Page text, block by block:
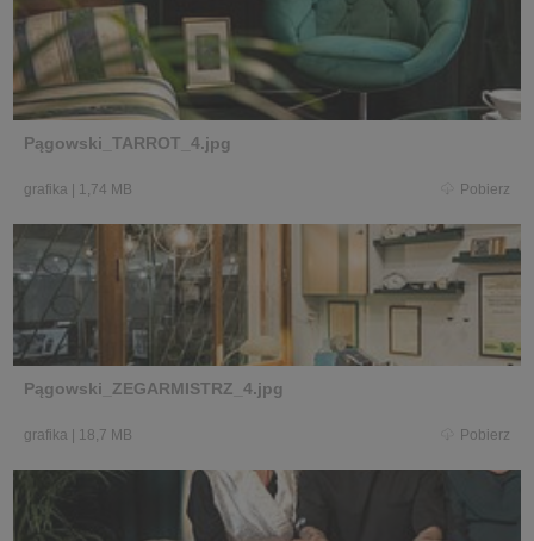
Pągowski_TARROT_4.jpg
grafika 1,74 MB Pobierz
Pągowski_ZEGARMISTRZ_4.jpg
grafika 18,7 MB Pobierz